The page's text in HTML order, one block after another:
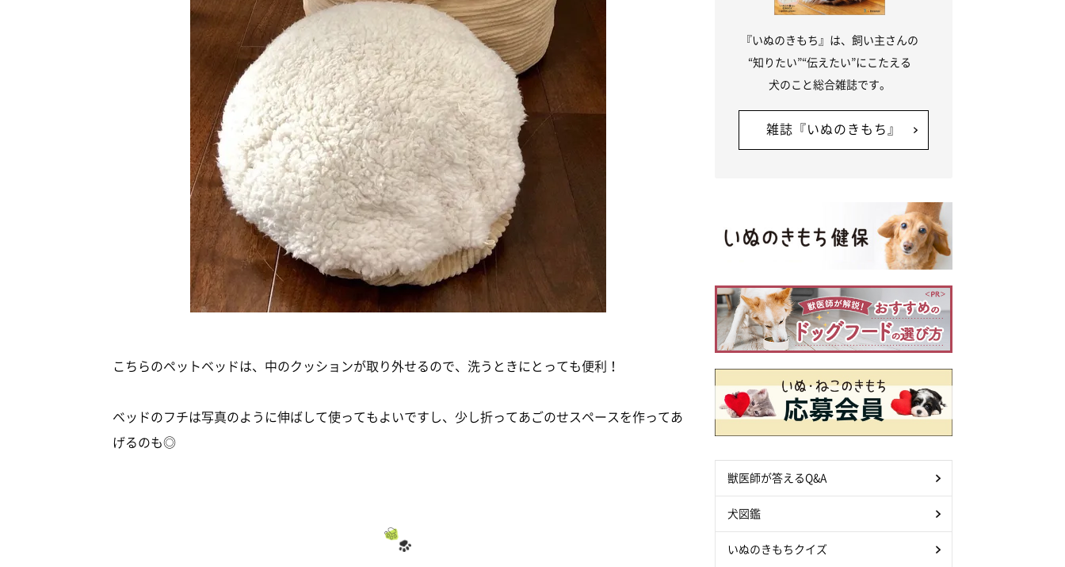
こちらのペットベッドは、中のクッションが取り外せるので、洗うときにとっても便利！
ベッドのフチは写真のように伸ばして使ってもよいですし、少し折ってあごのせスペースを作ってあ
げるのも◎
『いぬのきもち』は、飼い主さんの
“知りたい”“伝えたい”にこたえる
犬のこと総合雑誌です。
雑誌『いぬのきもち』
獣医師が答えるQ&A
犬図鑑
いぬのきもちクイズ